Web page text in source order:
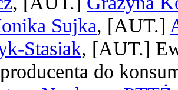
Sujka, [AUT.]
Stasiak, [AUT.]
do